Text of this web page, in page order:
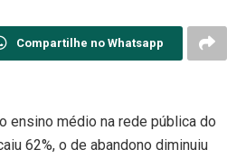
Compartilhe no Whatsapp
ensino médio na rede pública do
62%, o de abandono diminuiu